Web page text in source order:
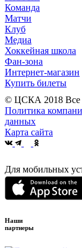
Команда
Матчи
Клуб
Медиа
Хоккейная школа
Фан-зона
Интернет-магазин
Купить билеты
© ЦСКА 2018
Политика
данных
Карта сайта
Для мобильных
Наши
партнеры